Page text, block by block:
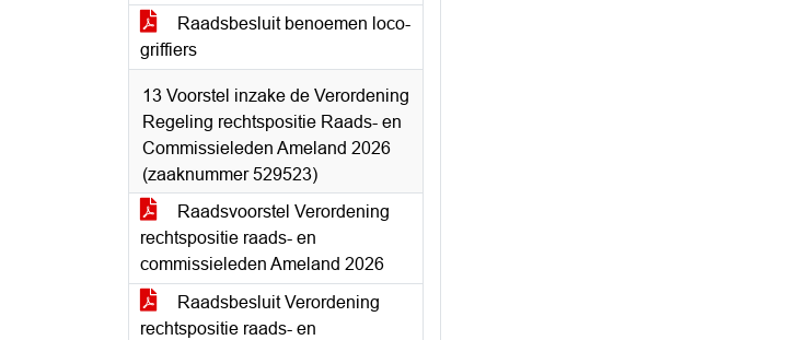
Raadsbesluit benoemen loco-
griffiers
13 Voorstel inzake de Verordening
Regeling rechtspositie Raads- en
Commissieleden Ameland 2026
(zaaknummer 529523)
Raadsvoorstel Verordening
rechtspositie raads- en
commissieleden Ameland 2026
Raadsbesluit Verordening
rechtspositie raads- en